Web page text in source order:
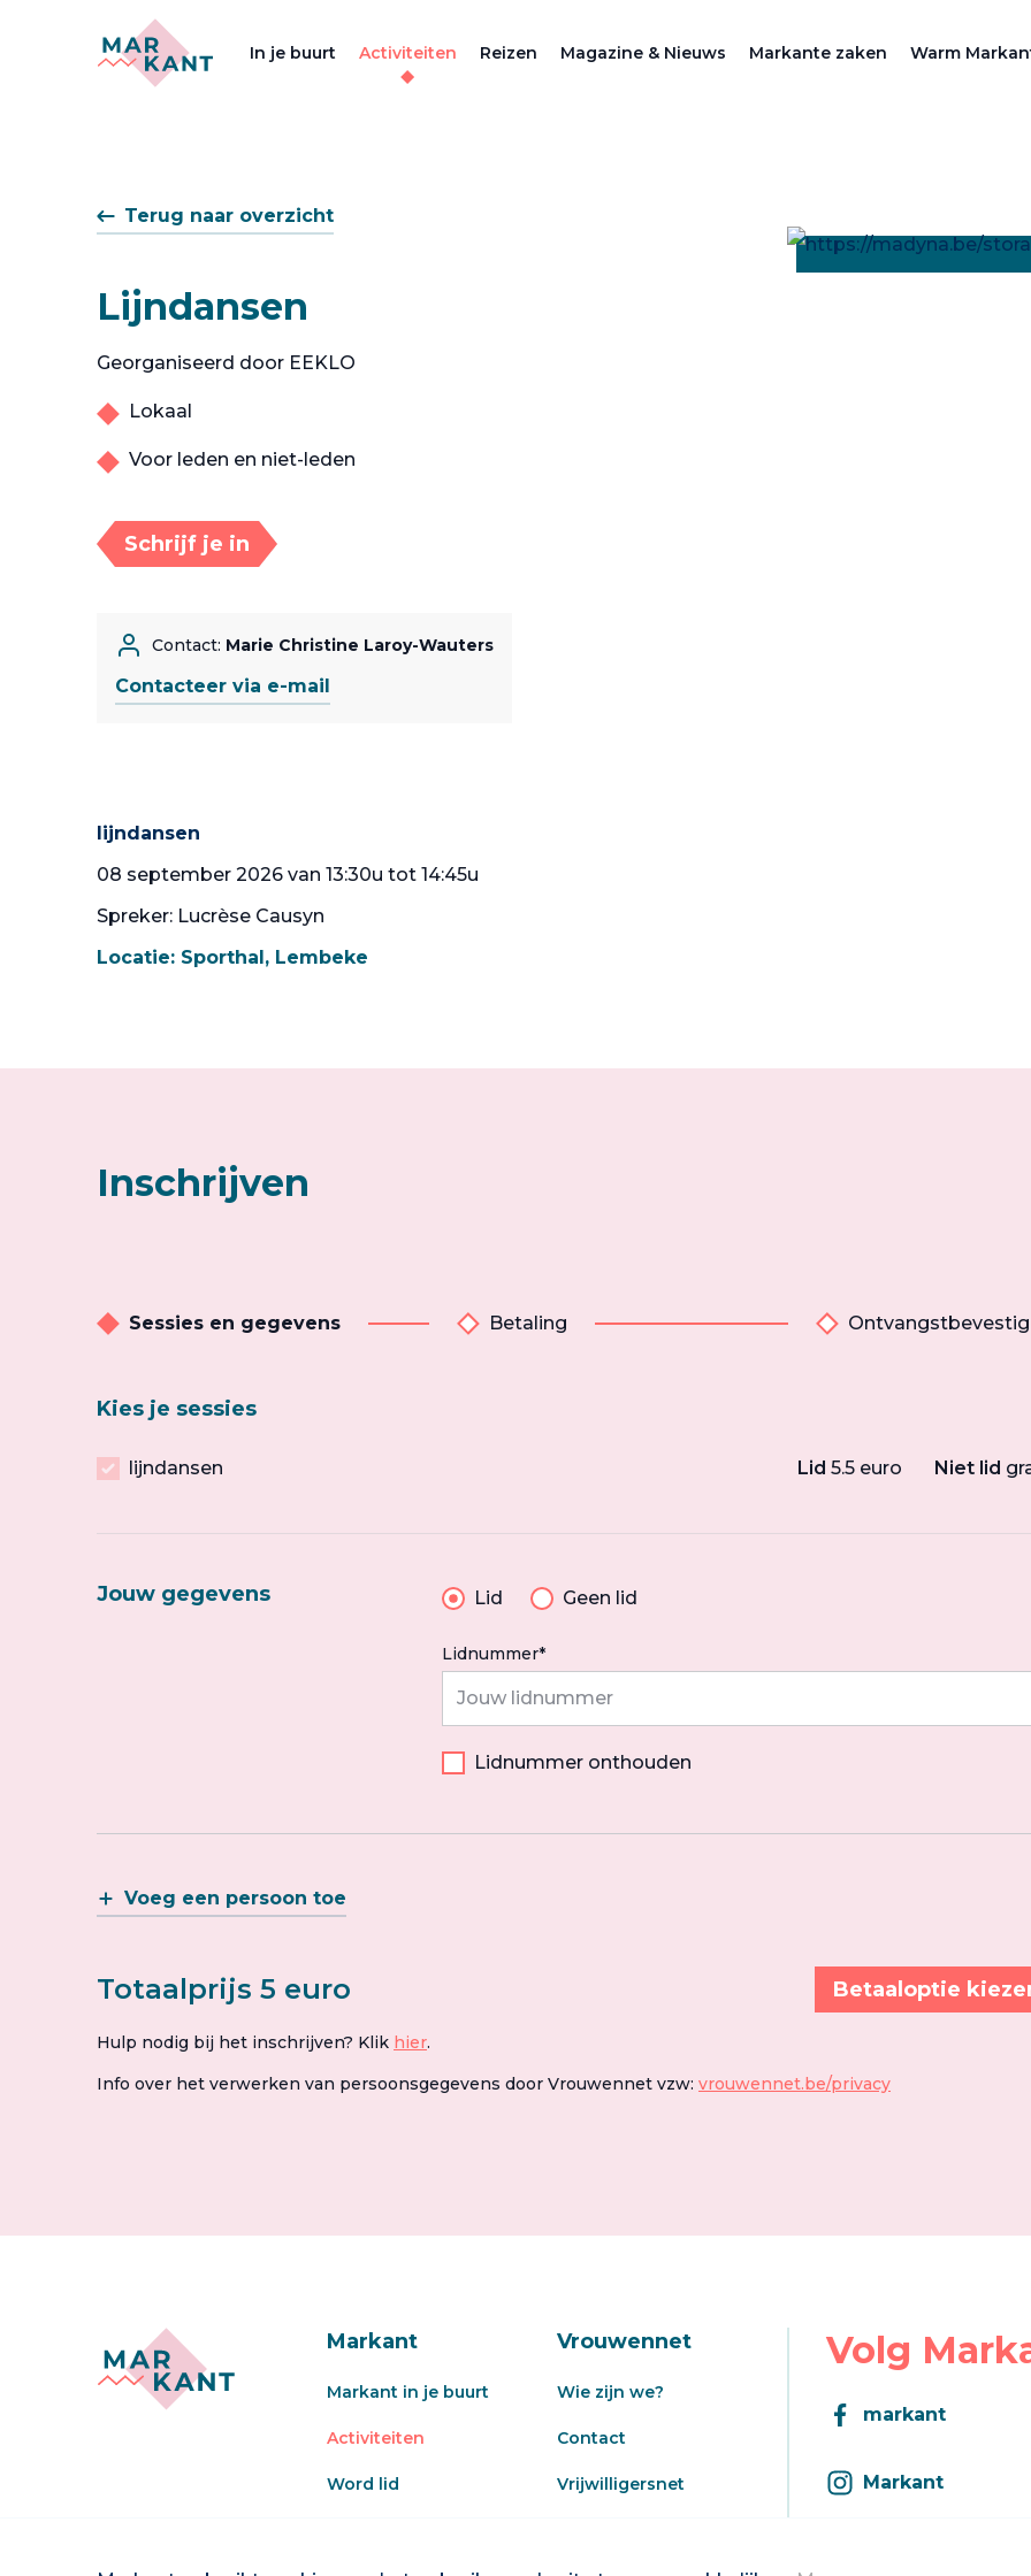
In je buurt Activiteiten Reizen Magazine & Nieuws Markante zaken Warm
Terug naar overzicht
Lijndansen
Georganiseerd door EEKLO
Lokaal
Voor leden en niet-leden
Schrijf je in
Contact: Marie Christine Laroy-Wauters
Contacteer via e-mail
lijndansen
08 september 2026 van 13:30u tot 14:45u
Spreker: Lucrèse Causyn
Locatie: Sporthal, Lembeke
Inschrijven
Sessies en gegevens Betaling
Kies je sessies
lijndansen Lid 5.5 euro Niet lid
Jouw gegevens Lid Geen lid
Lidnummer*
Lidnummer onthouden
Voeg een persoon toe
Totaalprijs 5 euro Betaaloptie
Hulp nodig bij het inschrijven? Klik hier.
Info over het verwerken van persoonsgegevens door Vrouwennet vzw: vrouwennet.be/privacy
Markant
Markant in je buurt
Activiteiten
Word lid
Vrouwennet
Wie zijn we?
Contact
Vrijwilligersnet
Volg
markant
Markant